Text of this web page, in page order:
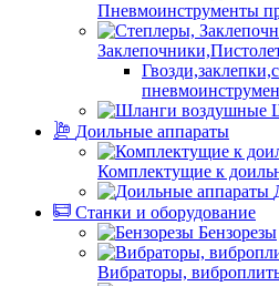
Пневмоинструменты
Доильные аппараты
Комплектущие к
Станки и оборудование
Бензорезы
Вибраторы,